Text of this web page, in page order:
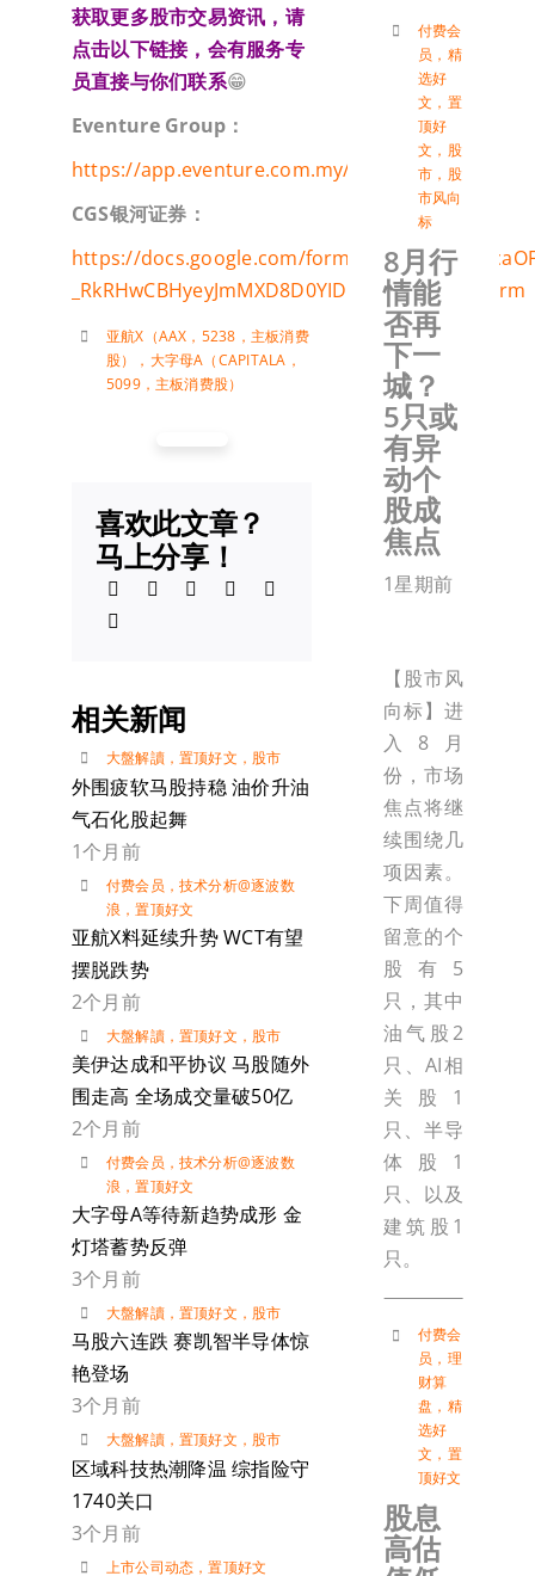
获取更多股市交易资讯，请
点击以下链接，会有服务专
员直接与你们联系😁
Eventure Group：
https://app.eventure.com.my/Uh8RdrsHe8
CGS银河证券：
https://docs.google.com/forms/d/e/
_RkRHwCBHyeyJmMXD8D0YIDDhhoA7g/viewform
亚航X（AAX，5238，主板消费
股）
， 大字母A（CAPITALA，
5099，主板消费股）
喜欢此文章？
马上分享！
相关新闻
大盤解讀， 置顶好文 ， 股市
外围疲软马股持稳 油价升油
气石化股起舞
1个月前
付费会员 ， 技术分析@逐波数
浪 ，置顶好文
亚航X料延续升势 WCT有望
摆脱跌势
2个月前
大盤解讀， 置顶好文 ， 股市
美伊达成和平协议 马股随外
围走高 全场成交量破50亿
2个月前
付费会员 ， 技术分析@逐波数
浪 ，置顶好文
大字母A等待新趋势成形 金
灯塔蓄势反弹
3个月前
大盤解讀， 置顶好文 ， 股市
马股六连跌 赛凯智半导体惊
艳登场
3个月前
大盤解讀， 置顶好文 ， 股市
区域科技热潮降温 综指险守
1740关口
3个月前
上市公司动态 ，置顶好文
付费会
员 ， 精
选好
文 ， 置
顶好
文 ， 股
市 ， 股
市风向
标
8月行
情能
否再
下一
城？
5只或
有异
动个
股成
焦点
1星期前
【股市风
向标】进
入8月
份，市场
焦点将继
续围绕几
项因素。
下周值得
留意的个
股有5
只，其中
油气股2
只、AI相
关股1
只、半导
体股1
只、以及
建筑股1
只。
付费会
员 ， 理
财算
盘 ， 精
选好
文 ， 置
顶好文
股息
高估